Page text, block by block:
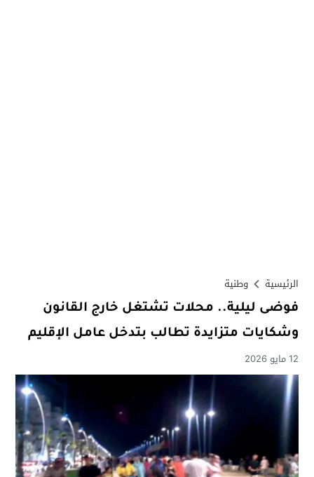
الرئيسية وطنية
فوضى ليلية.. محلات تشتغل خارج القانون
وشكايات متزايدة تطالب بتدخل عامل الإقليم
12 مايو 2026